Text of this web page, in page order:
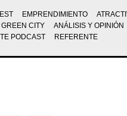
EMPRENDIMIENTO
GREEN CITY
ANÁLISIS Y OPINIÓN
PODCAST
REFERENTE